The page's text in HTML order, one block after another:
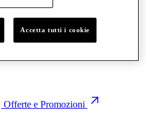
Lavora con noiValori e Principi
Offerte e Promozioni
Accetta tutti i cookie